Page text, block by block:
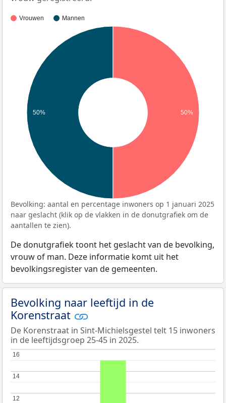
Vrouwen Mannen
50% 50%
Bevolking: aantal en percentage inwoners op 1 januari 2025
naar geslacht (klik op de vlakken in de donutgrafiek om de
aantallen te zien).
De donutgrafiek toont het geslacht van de bevolking,
vrouw of man. Deze informatie komt uit het
bevolkingsregister van de gemeenten.
Bevolking naar leeftijd in de
Korenstraat
De Korenstraat in Sint-Michielsgestel telt 15 inwoners
in de leeftijdsgroep 25-45 in 2025.
12
12
14
14
16
16